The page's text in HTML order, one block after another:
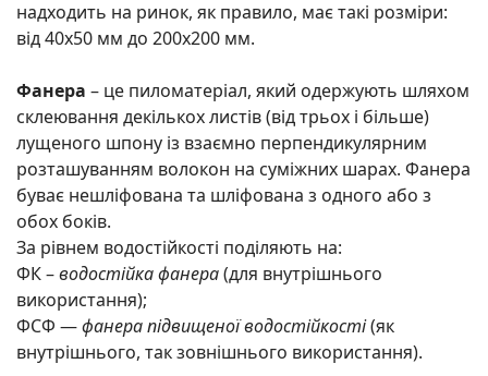
надходить на ринок, як правило, має такі розміри:
від 40х50 мм до 200х200 мм.
Фанера – це пиломатеріал, який одержують шляхом
склеювання декількох листів (від трьох і більше)
лущеного шпону із взаємно перпендикулярним
розташуванням волокон на суміжних шарах. Фанера
буває нешліфована та шліфована з одного або з
обох боків.
За рівнем водостійкості поділяють на:
ФК –водостійка фанера(для внутрішнього
використання);
ФСФ —фанера підвищеної водостійкості(як
внутрішнього, так зовнішнього використання).